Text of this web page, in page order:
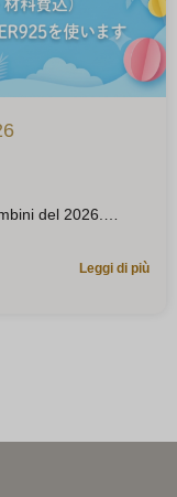
del 2026.
Leggi di più